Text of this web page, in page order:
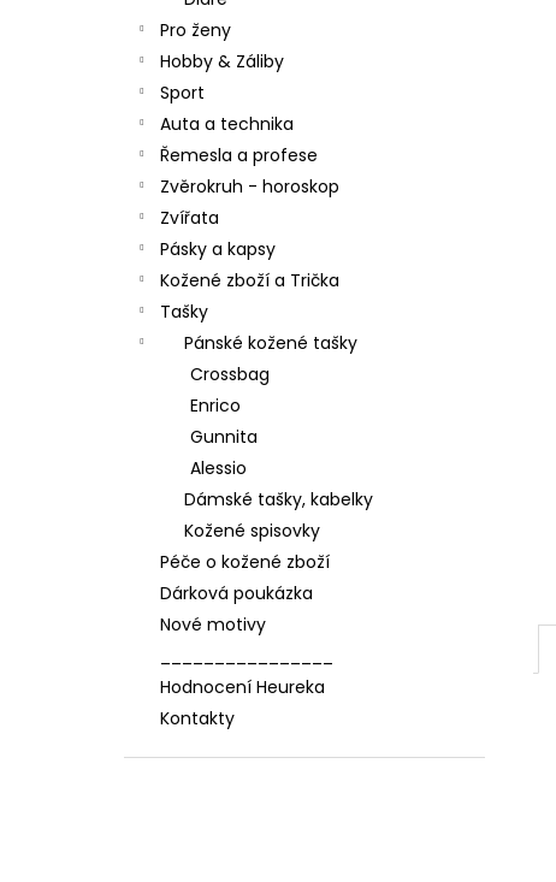
Pro ženy
Hobby & Záliby
Sport
Auta a technika
Řemesla a profese
Zvěrokruh - horoskop
Zvířata
Pásky a kapsy
Kožené zboží a Trička
Tašky
Pánské kožené tašky
Crossbag
Enrico
Gunnita
Alessio
Dámské tašky, kabelky
Kožené spisovky
Péče o kožené zboží
Dárková poukázka
Nové motivy
Hodnocení Heureka
Kontakty